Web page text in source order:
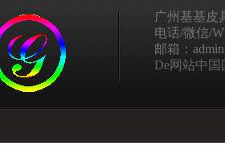
广州基基皮
电话/微信/
邮箱：
De网站中国